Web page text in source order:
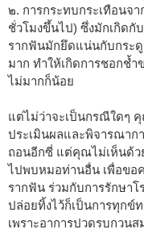
๒. การกระทบกระเทือนจ
ชั่วโมงขึ้นไป) ซึ่งมักเกิดกั
รากฟันมักยึดแน่นกับกระดู
มาก ทำให้เกิดการชอกช้ำ
ไม่มากก็น้อย
แต่ไม่ว่าจะเป็นกรณีใดๆ
ประเมินผลและพิจารณา
ถอนอีกซี่ แต่คุณไม่เห็นด้ว
ไปพบหมอท่านอื่น เพื่อขอ
รากฟัน ร่วมกับการรักษา
ปล่อยทิ้งไว้ก็เป็นการทุกข์ท
เพราะอาการปวดรบกวนส